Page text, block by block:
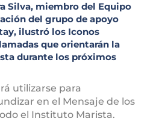
Silva, miembro del Equipo
del grupo de apoyo
ilustró los Iconos
que orientarán la
durante los próximos
utilizarse para
en el Mensaje de los
el Instituto Marista.